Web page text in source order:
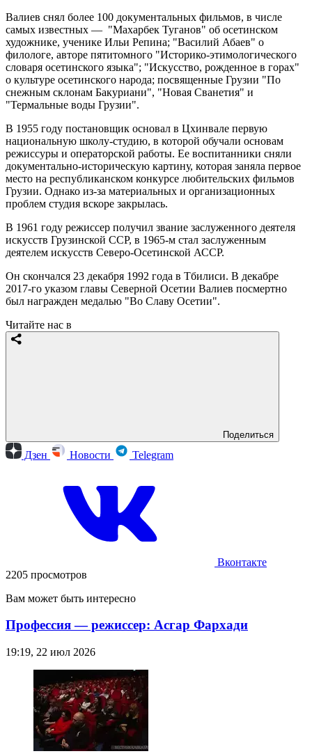
Валиев снял более 100 документальных фильмов, в числе
самых известных — "Махарбек Туганов" об осетинском
художнике, ученике Ильи Репина; "Василий Абаев" о
филологе, авторе пятитомного "Историко-этимологического
словаря осетинского языка"; "Искусство, рожденное в горах"
о культуре осетинского народа; посвященные Грузии "По
снежным склонам Бакуриани", "Новая Сванетия" и
"Термальные воды Грузии".
В 1955 году постановщик основал в Цхинвале первую
национальную школу-студию, в которой обучали основам
режиссуры и операторской работы. Ее воспитанники сняли
документально-историческую картину, которая заняла первое
место на республиканском конкурсе любительских фильмов
Грузии. Однако из-за материальных и организационных
проблем студия вскоре закрылась.
В 1961 году режиссер получил звание заслуженного деятеля
искусств Грузинской ССР, в 1965-м стал заслуженным
деятелем искусств Северо-Осетинской АССР.
Он скончался 23 декабря 1992 года в Тбилиси. В декабре
2017-го указом главы Северной Осетии Валиев посмертно
был награжден медалью "Во Славу Осетии".
Читайте нас в
Поделиться
Дзен Новости Telegram
Вконтакте
2205 просмотров
Вам может быть интересно
Профессия — режиссер: Асгар Фархади
19:19, 22 июл 2026